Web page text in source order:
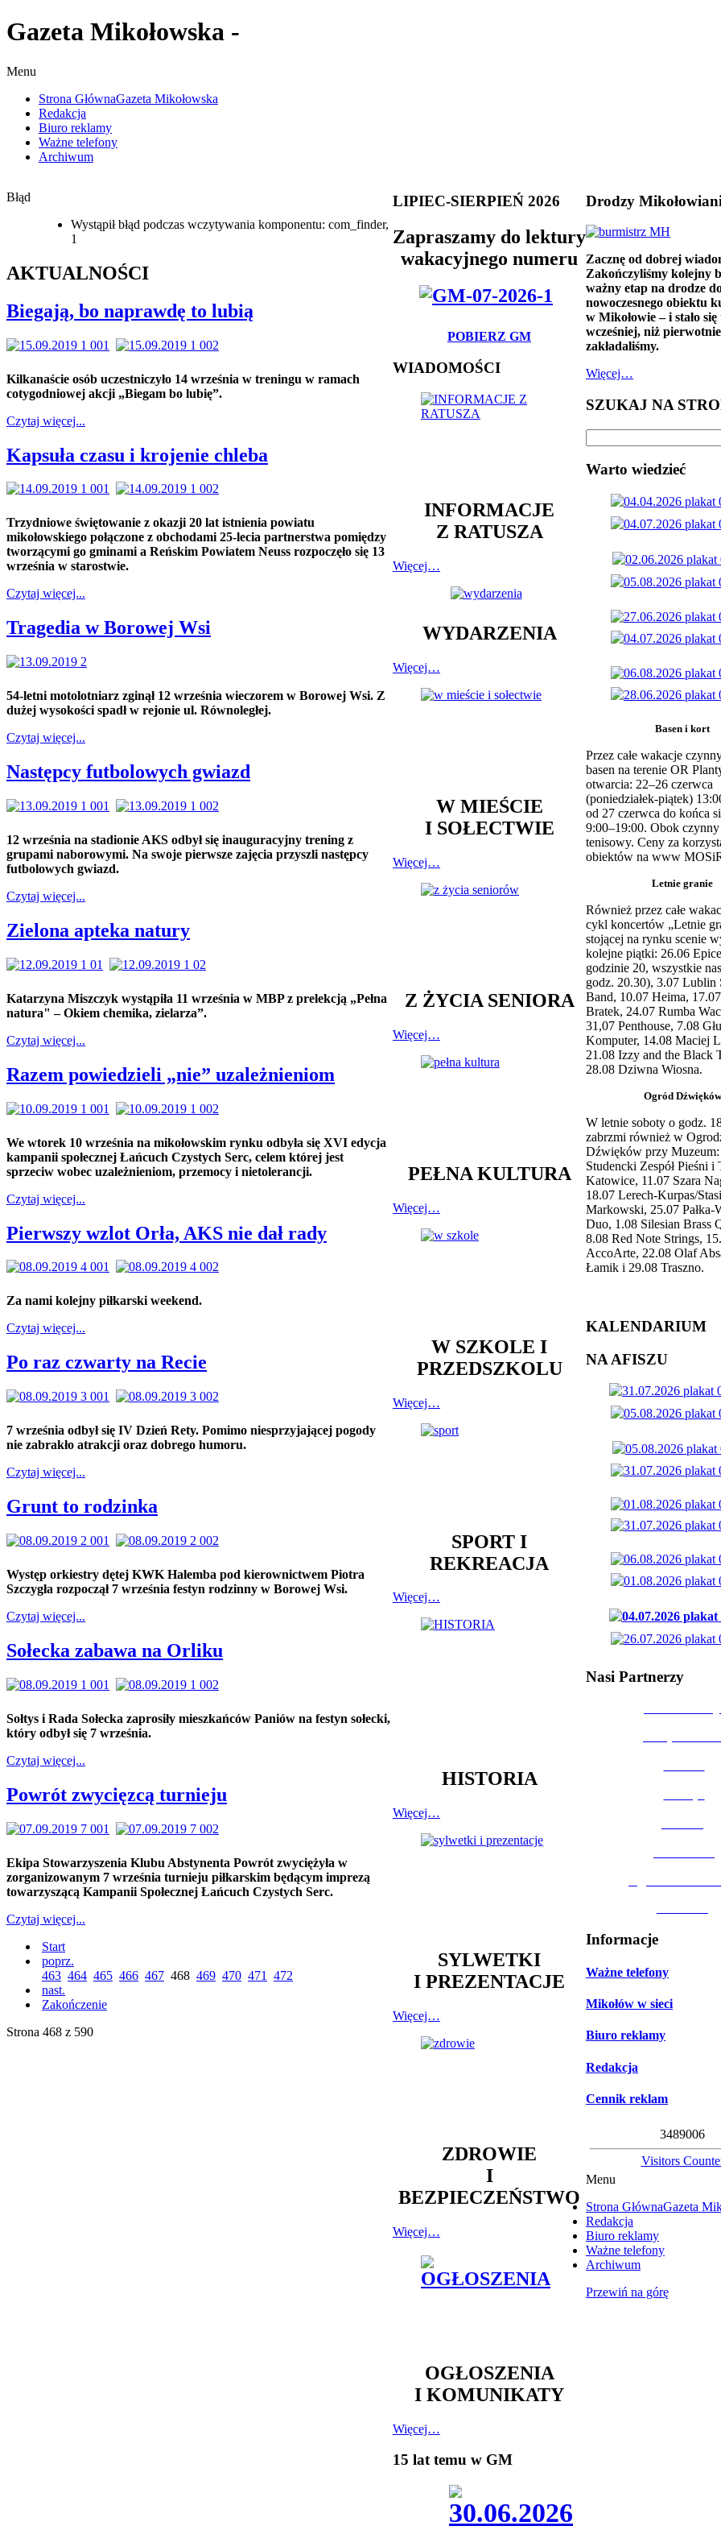
Gazeta Mikołowska -
Menu
Strona GłównaGazeta Mikołowska
Redakcja
Biuro reklamy
Ważne telefony
Archiwum
Błąd
Wystąpił błąd podczas wczytywania komponentu: com_finder,
1
AKTUALNOŚCI
Biegają, bo naprawdę to lubią
Kilkanaście osób uczestniczyło 14 września w treningu w ramach
cotygodniowej akcji „Biegam bo lubię”.
Czytaj więcej...
Kapsuła czasu i krojenie chleba
Trzydniowe świętowanie z okazji 20 lat istnienia powiatu
mikołowskiego połączone z obchodami 25-lecia partnerstwa pomiędzy
tworzącymi go gminami a Reńskim Powiatem Neuss rozpoczęło się 13
września w starostwie.
Czytaj więcej...
Tragedia w Borowej Wsi
54-letni motolotniarz zginął 12 września wieczorem w Borowej Wsi. Z
dużej wysokości spadł w rejonie ul. Równoległej.
Czytaj więcej...
Następcy futbolowych gwiazd
12 września na stadionie AKS odbył się inauguracyjny trening z
grupami naborowymi. Na swoje pierwsze zajęcia przyszli następcy
futbolowych gwiazd.
Czytaj więcej...
Zielona apteka natury
Katarzyna Miszczyk wystąpiła 11 września w MBP z prelekcją „Pełna
natura" – Okiem chemika, zielarza”.
Czytaj więcej...
Razem powiedzieli „nie” uzależnieniom
We wtorek 10 września na mikołowskim rynku odbyła się XVI edycja
kampanii społecznej Łańcuch Czystych Serc, celem której jest
sprzeciw wobec uzależnieniom, przemocy i nietolerancji.
Czytaj więcej...
Pierwszy wzlot Orła, AKS nie dał rady
Za nami kolejny piłkarski weekend.
Czytaj więcej...
Po raz czwarty na Recie
7 września odbył się IV Dzień Rety. Pomimo niesprzyjającej pogody
nie zabrakło atrakcji oraz dobrego humoru.
Czytaj więcej...
Grunt to rodzinka
Występ orkiestry dętej KWK Halemba pod kierownictwem Piotra
Szczygła rozpoczął 7 września festyn rodzinny w Borowej Wsi.
Czytaj więcej...
Sołecka zabawa na Orliku
Sołtys i Rada Sołecka zaprosiły mieszkańców Paniów na festyn sołecki,
który odbył się 7 września.
Czytaj więcej...
Powrót zwycięzcą turnieju
Ekipa Stowarzyszenia Klubu Abstynenta Powrót zwyciężyła w
zorganizowanym 7 września turnieju piłkarskim będącym imprezą
towarzyszącą Kampanii Społecznej Łańcuch Czystych Serc.
Czytaj więcej...
Start
poprz.
463 464 465 466 467 468 469 470 471
472
nast.
Zakończenie
Strona 468 z 590
LIPIEC-SIERPIEŃ 2026
Zapraszamy do lektury
wakacyjnego numeru
POBIERZ GM
WIADOMOŚCI
INFORMACJE
Z RATUSZA
Więcej…
WYDARZENIA
Więcej…
W MIEŚCIE
I SOŁECTWIE
Więcej…
Z ŻYCIA SENIORA
Więcej…
PEŁNA KULTURA
Więcej…
W SZKOLE I
PRZEDSZKOLU
Więcej…
SPORT I
REKREACJA
Więcej…
HISTORIA
Więcej…
SYLWETKI
I PREZENTACJE
Więcej…
ZDROWIE
I
BEZPIECZEŃSTWO
Więcej…
OGŁOSZENIA
I KOMUNIKATY
Więcej…
15 lat temu w GM
Drodzy
Zacznę od dobrej
Zakończyliśmy kolejny
ważny etap na drodze
nowoczesnego obiektu
w Mikołowie – i stało się
wcześniej, niż pierwotnie
zakładaliśmy.
Więcej…
SZUKAJ NA
Warto wiedzieć
Basen i kort
Przez całe wakacje
basen na terenie OR
otwarcia: 22–26 czerwca
(poniedziałek-piątek)
od 27 czerwca do końca
9:00–19:00. Obok
tenisowy. Ceny za
obiektów na www
Letnie granie
Również przez całe
cykl koncertów „Letnie
stojącej na rynku scenie
kolejne piątki: 26.06
godzinie 20, wszystkie
godz. 20.30), 3.07 Lublin
Band, 10.07 Heima,
Bratek, 24.07 Rumba
31,07 Penthouse, 7.08
Komputer, 14.08 Maciej
21.08 Izzy and the Black
28.08 Dziwna Wiosna.
Ogród Dźwięków
W letnie soboty o godz.
zabrzmi również w
Dźwięków przy
Studencki Zespół Pieśni i
Katowice, 11.07 Szara
18.07 Lerech-Kurpas/
Markowski, 25.07 Pałka-
Duo, 1.08 Silesian Brass
8.08 Red Note Strings,
AccoArte, 22.08 Olaf
Łamik i 29.08 Traszno.
KALENDARIUM
NA AFISZU
Nasi Partnerzy
Informacje
Ważne telefony
Mikołów w sieci
Biuro reklamy
Redakcja
Cennik reklam
3489006
Visitors
Menu
Strona GłównaGazeta
Redakcja
Biuro reklamy
Ważne telefony
Archiwum
Przewiń na górę